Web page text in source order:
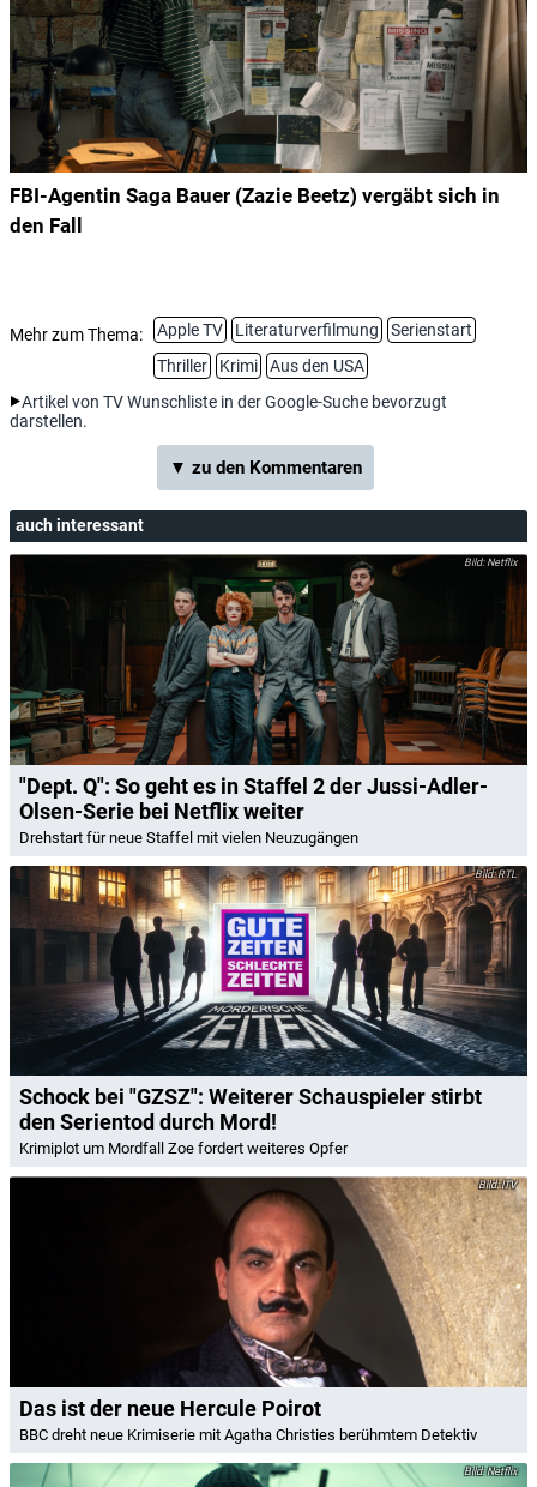
FBI-Agentin Saga Bauer (Zazie Beetz) vergäbt sich in
den Fall
Mehr zum Thema: Apple TV Literaturverfilmung
Serienstart
Thriller
Krimi
Aus den USA
Artikel von TV Wunschliste in der Google-Suche bevorzugt
darstellen.
▼ zu den Kommentaren
auch interessant
Netflix
"Dept. Q": So geht es in Staffel 2 der Jussi-Adler-
Olsen-Serie bei Netflix weiter
Drehstart für neue Staffel mit vielen Neuzugängen
RTL
Schock bei "GZSZ": Weiterer Schauspieler stirbt
den Serientod durch Mord!
Krimiplot um Mordfall Zoe fordert weiteres Opfer
ITV
Das ist der neue Hercule Poirot
BBC dreht neue Krimiserie mit Agatha Christies berühmtem Detektiv
Netflix